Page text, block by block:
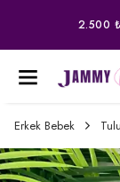
2.500
Erkek Bebek